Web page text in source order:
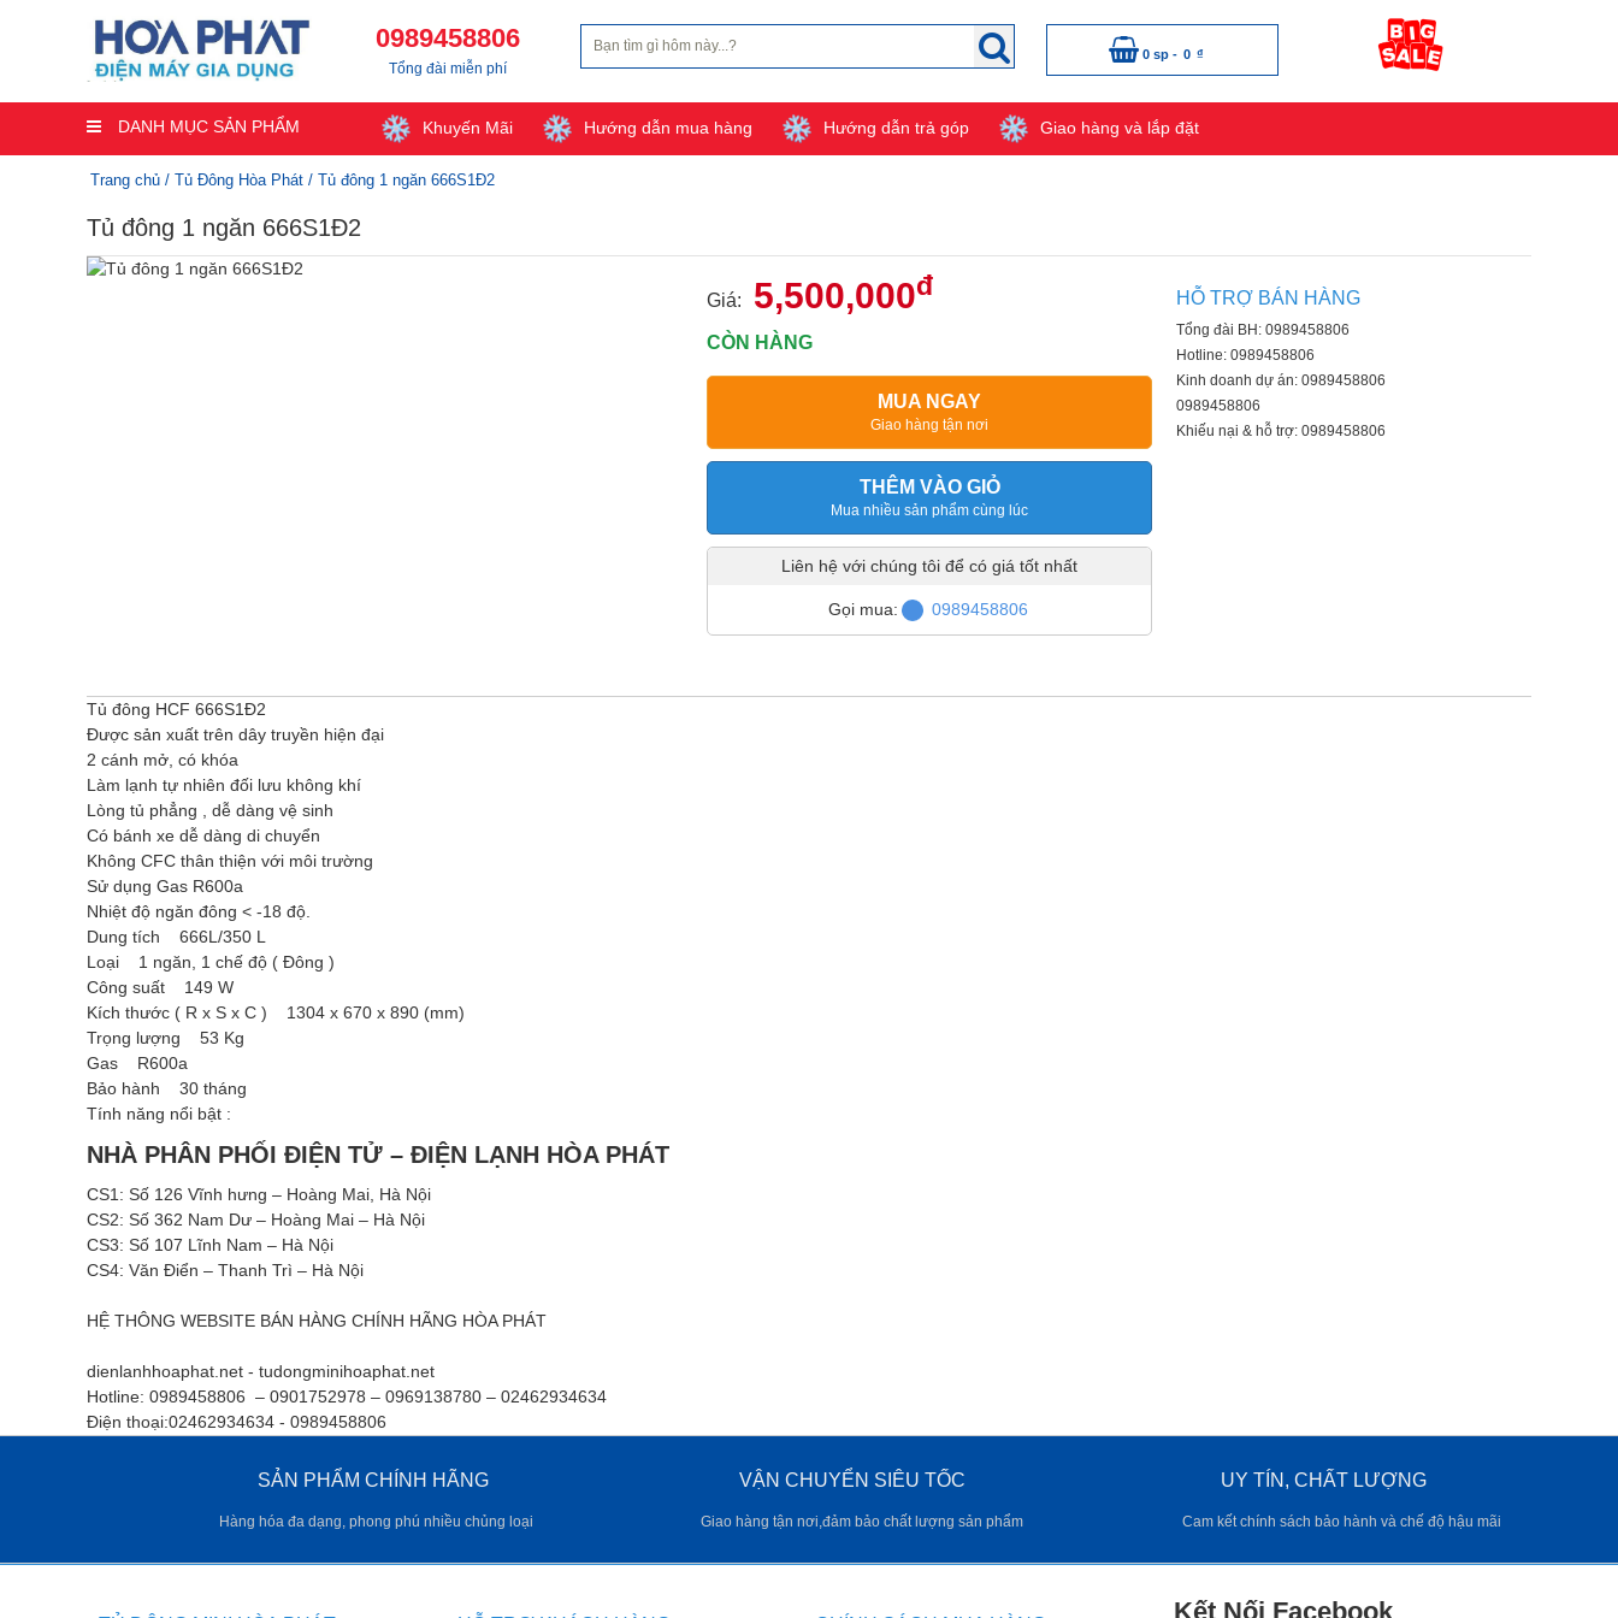
0989458806
Tổng đài miễn phí
0 sp - 0 ₫
DANH MỤC SẢN PHẨM Khuyến Mãi Hướng dẫn mua hàng Hướng dẫn trả góp Giao hàng và lắp đặt
Trang chủ / Tủ Đông Hòa Phát / Tủ đông 1 ngăn 666S1Đ2
Tủ đông 1 ngăn 666S1Đ2
Giá: 5,500,000đ
CÒN HÀNG
MUA NGAY
Giao hàng tận nơi
THÊM VÀO GIỎ
Mua nhiều sản phẩm cùng lúc
Liên hệ với chúng tôi để có giá tốt nhất
Gọi mua: 0989458806
HỖ TRỢ BÁN HÀNG
Tổng đài BH: 0989458806
Hotline: 0989458806
Kinh doanh dự án: 0989458806
0989458806
Khiếu nại & hỗ trợ: 0989458806
Tủ đông HCF 666S1Đ2
Được sản xuất trên dây truyền hiện đại
2 cánh mở, có khóa
Làm lạnh tự nhiên đối lưu không khí
Lòng tủ phẳng , dễ dàng vệ sinh
Có bánh xe dễ dàng di chuyển
Không CFC thân thiện với môi trường
Sử dụng Gas R600a
Nhiệt độ ngăn đông < -18 độ.
Dung tích 666L/350 L
Loại 1 ngăn, 1 chế độ ( Đông )
Công suất 149 W
Kích thước ( R x S x C ) 1304 x 670 x 890 (mm)
Trọng lượng 53 Kg
Gas R600a
Bảo hành 30 tháng
Tính năng nổi bật :
NHÀ PHÂN PHỐI ĐIỆN TỬ – ĐIỆN LẠNH HÒA PHÁT
CS1: Số 126 Vĩnh hưng – Hoàng Mai, Hà Nội
CS2: Số 362 Nam Dư – Hoàng Mai – Hà Nội
CS3: Số 107 Lĩnh Nam – Hà Nội
CS4: Văn Điển – Thanh Trì – Hà Nội
HỆ THÔNG WEBSITE BÁN HÀNG CHÍNH HÃNG HÒA PHÁT
dienlanhhoaphat.net - tudongminihoaphat.net
Hotline: 0989458806 – 0901752978 – 0969138780 – 02462934634
Điện thoại:02462934634 - 0989458806
SẢN PHẨM CHÍNH HÃNG
Hàng hóa đa dạng, phong phú nhiều chủng loại
VẬN CHUYỂN SIÊU TỐC
Giao hàng tận nơi,đảm bảo chất lượng sản phẩm
UY TÍN, CHẤT LƯỢNG
Cam kết chính sách bảo hành và chế độ hậu mãi
Kết Nối Facebook